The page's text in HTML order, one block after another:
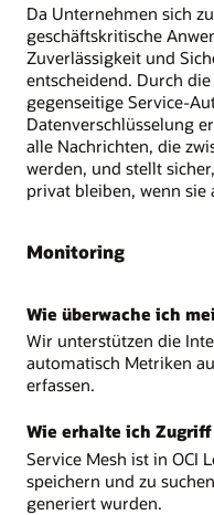
Da Unternehmen sich
geschäftskritische
Zuverlässigkeit und
entscheidend. Durch
gegenseitige Service-
Datenverschlüsselung
alle Nachrichten, die
werden, und stellt
privat bleiben, wenn sie
Monitoring
Wie überwache ich
Wir unterstützen die
automatisch Metriken
erfassen.
Wie erhalte ich
Service Mesh ist in OCI
speichern und zu
generiert wurden.